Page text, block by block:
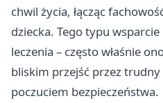
chwil życia, łącząc
dziecka. Tego typu
leczenia – często właśnie
bliskim przejść przez trudny
poczuciem bezpieczeństwa.